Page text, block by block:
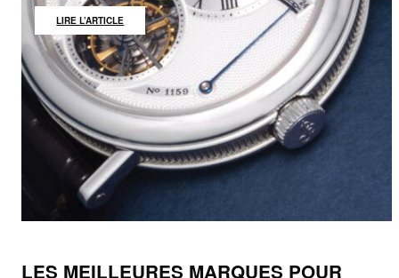
LIRE L’ARTICLE
BONHAMS
« PARIS
FINE
WATCHES »
LES MEILLEURES MARQUES POUR